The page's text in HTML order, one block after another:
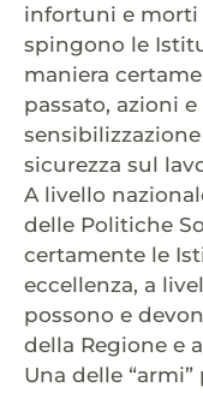
infortuni e morti
spingono le
maniera
passato, azioni
sicurezza sul
A livello
delle Politiche
certamente le
eccellenza, a
possono e
della Regione e
Una delle